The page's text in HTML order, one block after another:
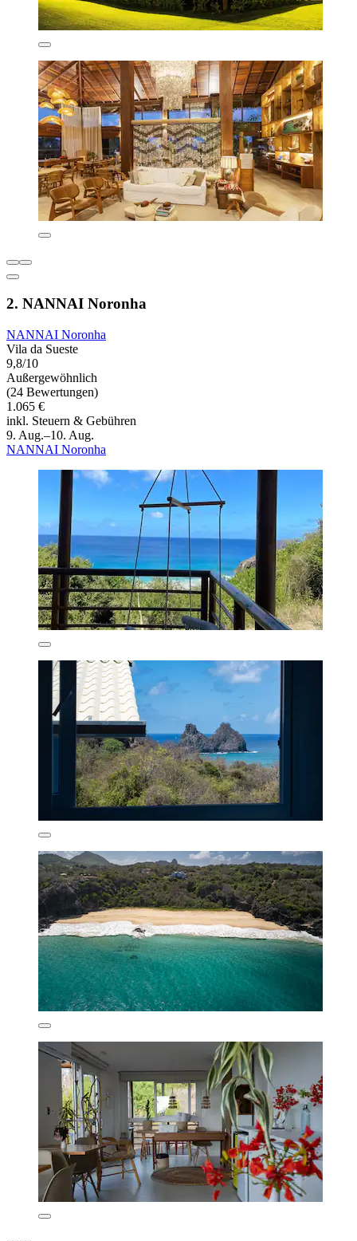
2. NANNAI Noronha
NANNAI Noronha
Vila da Sueste
9,8/10
Außergewöhnlich
(24 Bewertungen)
1.065 €
inkl. Steuern & Gebühren
9. Aug.–10. Aug.
NANNAI Noronha